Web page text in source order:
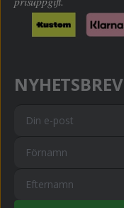
NYHETSBREV